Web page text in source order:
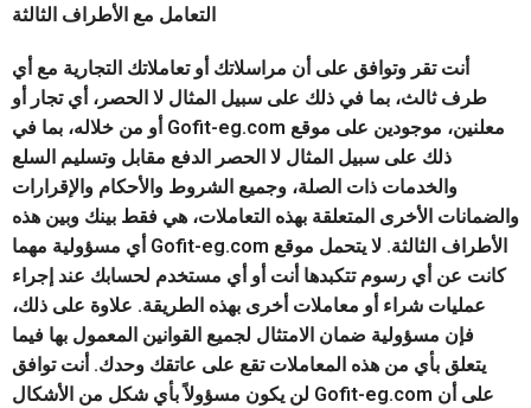
التعامل مع الأطراف الثالثة
أنت تقر وتوافق على أن مراسلاتك أو تعاملاتك التجارية مع أي
طرف ثالث، بما في ذلك على سبيل المثال لا الحصر، أي تجار أو
معلنين، موجودين على موقع Gofit-eg.com أو من خلاله، بما في
ذلك على سبيل المثال لا الحصر الدفع مقابل وتسليم السلع
والخدمات ذات الصلة، وجميع الشروط والأحكام والإقرارات
والضمانات الأخرى المتعلقة بهذه التعاملات، هي فقط بينك وبين هذه
الأطراف الثالثة. لا يتحمل موقع Gofit-eg.com أي مسؤولية مهما
كانت عن أي رسوم تتكبدها أنت أو أي مستخدم لحسابك عند إجراء
عمليات شراء أو معاملات أخرى بهذه الطريقة. علاوة على ذلك،
فإن مسؤولية ضمان الامتثال لجميع القوانين المعمول بها فيما
يتعلق بأي من هذه المعاملات تقع على عاتقك وحدك. أنت توافق
على أن Gofit-eg.com لن يكون مسؤولاً بأي شكل من الأشكال